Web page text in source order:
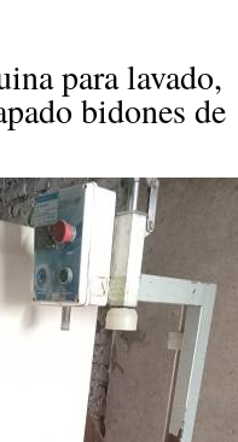
para lavado,
bidones de